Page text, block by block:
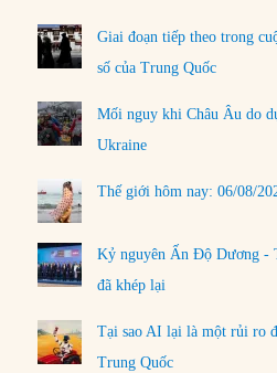
Giai đoạn tiếp theo trong
số của Trung Quốc
Mối nguy khi Châu Âu do
Ukraine
Thế giới hôm nay: 06/08/
Kỷ nguyên Ấn Độ Dương -
đã khép lại
Tại sao AI lại là một rủi ro
Trung Quốc